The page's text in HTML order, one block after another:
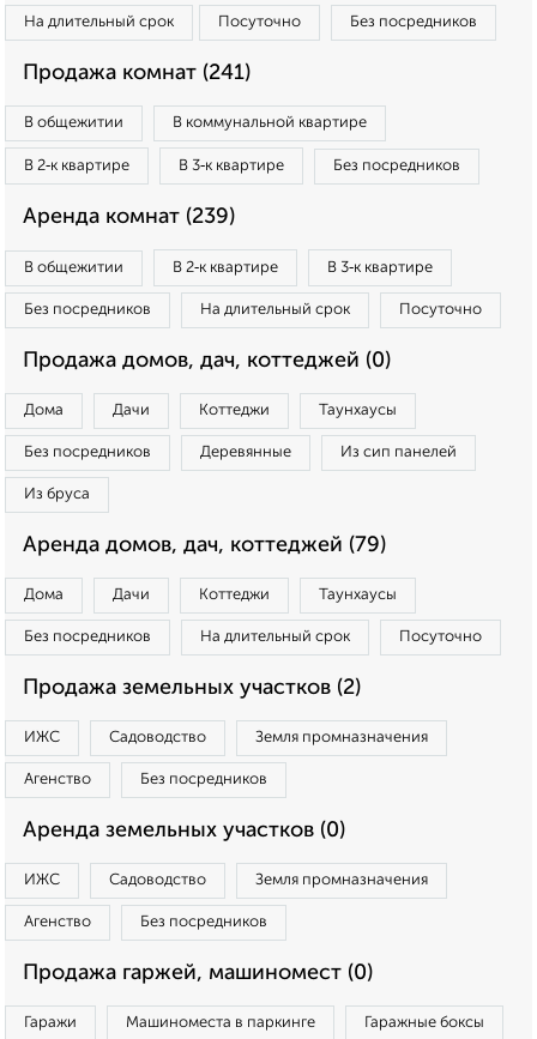
На длительный срок Посуточно Без посредников
Продажа комнат (241)
В общежитии В коммунальной квартире
В 2‑к квартире В 3‑к квартире Без посредников
Аренда комнат (239)
В общежитии В 2‑к квартире В 3‑к квартире
Без посредников На длительный срок Посуточно
Продажа домов, дач, коттеджей (0)
Дома Дачи Коттеджи Таунхаусы
Без посредников Деревянные Из сип панелей
Из бруса
Аренда домов, дач, коттеджей (79)
Дома Дачи Коттеджи Таунхаусы
Без посредников На длительный срок Посуточно
Продажа земельных участков (2)
ИЖС Садоводство Земля промназначения
Агенство Без посредников
Аренда земельных участков (0)
ИЖС Садоводство Земля промназначения
Агенство Без посредников
Продажа гаржей, машиномест (0)
Гаражи Машиноместа в паркинге Гаражные боксы